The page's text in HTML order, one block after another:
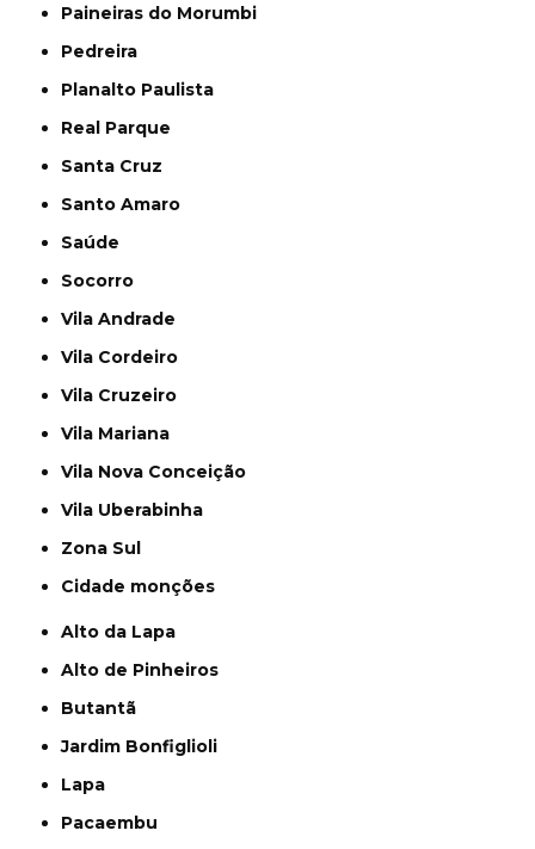
Paineiras do Morumbi
Pedreira
Planalto Paulista
Real Parque
Santa Cruz
Santo Amaro
Saúde
Socorro
Vila Andrade
Vila Cordeiro
Vila Cruzeiro
Vila Mariana
Vila Nova Conceição
Vila Uberabinha
Zona Sul
cidade monções
Alto da Lapa
Alto de Pinheiros
Butantã
Jardim Bonfiglioli
Lapa
Pacaembu